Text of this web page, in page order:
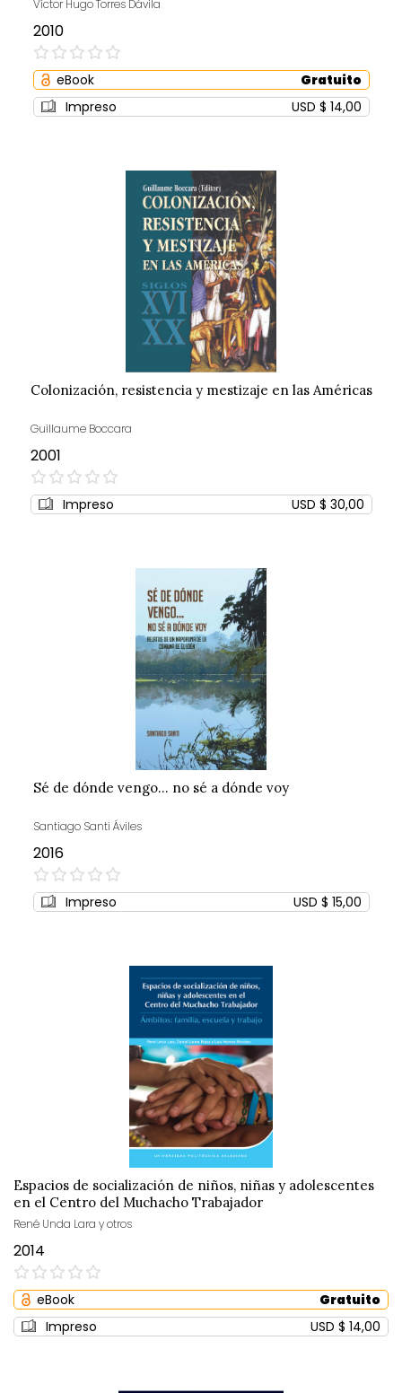
Víctor Hugo Torres Dávila
2010
0%
eBook
Gratuito
Impreso
USD $ 14,00
Colonización, resistencia y mestizaje en las Américas
Guillaume Boccara
2001
0%
Impreso USD $ 30,00
Sé de dónde vengo... no sé a dónde voy
Santiago Santi Áviles
2016
0%
Impreso USD $ 15,00
Espacios de socialización de niños, niñas y adolescentes
en el Centro del Muchacho Trabajador
René Unda Lara y otros
2014
0%
eBook
Gratuito
Impreso
USD $ 14,00